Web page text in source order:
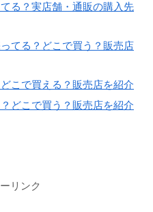
る？実店舗・通販の購入先
てる？どこで買う？販売店
こで買える？販売店を紹介
どこで買う？販売店を紹介
リンク